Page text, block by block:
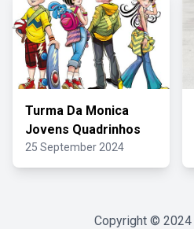
Turma Da Monica
Jovens Quadrinhos
25 September 2024
Copyright © 2024